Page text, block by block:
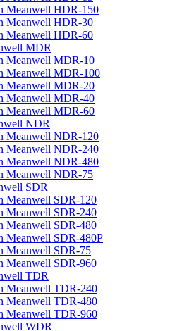
Meanwell HDR-150
Meanwell HDR-30
Meanwell HDR-60
MDR
Meanwell MDR-10
Meanwell MDR-100
Meanwell MDR-20
Meanwell MDR-40
Meanwell MDR-60
NDR
Meanwell NDR-120
Meanwell NDR-240
Meanwell NDR-480
Meanwell NDR-75
SDR
Meanwell SDR-120
Meanwell SDR-240
Meanwell SDR-480
Meanwell SDR-480P
Meanwell SDR-75
Meanwell SDR-960
TDR
Meanwell TDR-240
Meanwell TDR-480
Meanwell TDR-960
WDR